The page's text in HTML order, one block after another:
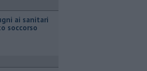
ai sanitari
soccorso